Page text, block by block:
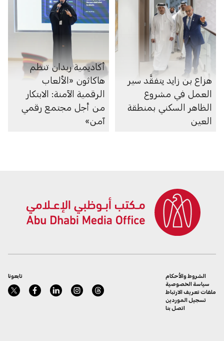
هزاع بن زايد يتفقَّد سير
العمل في مشروع
الظاهر السكني بمنطقة
العين
أكاديمية ربدان تنظم
هاكاثون «الألعاب
الرقمية الآمنة: الابتكار
من أجل مجتمع رقمي
آمن»
تابعونا
الشروط والأحكام
سياسة الخصوصية
ملفات تعريف الارتباط
تسجيل الموردين
اتصل بنا